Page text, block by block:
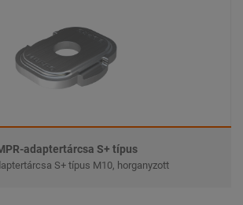
adaptertárcsa S+ típus
S+ típus M10, horganyzott